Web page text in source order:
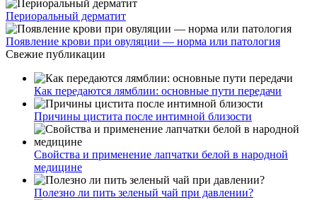
Периоральный дерматит
Появление крови при овуляции — норма или патология
Свежие публикации
Как передаются лямблии: основные пути передачи
Причины цистита после интимной близости
Свойства и применение лапчатки белой в народной
медицине
Полезно ли пить зеленый чай при давлении?